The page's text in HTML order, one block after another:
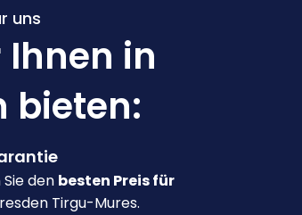
uns
in
bieten:
den besten Preis für
Tirgu-Mures.